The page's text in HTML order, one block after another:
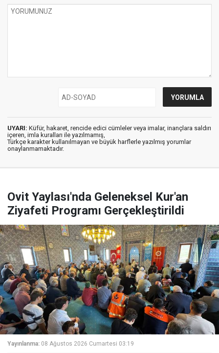
UYARI: Küfür, hakaret, rencide edici cümleler veya imalar, inançlara saldırı
içeren, imla kuralları ile yazılmamış,
Türkçe karakter kullanılmayan ve büyük harflerle yazılmış yorumlar
onaylanmamaktadır.
Ovit Yaylası'nda Geleneksel Kur'an
Ziyafeti Programı Gerçekleştirildi
Yayınlanma: 08 Ağustos 2026 Cumartesi 03:19